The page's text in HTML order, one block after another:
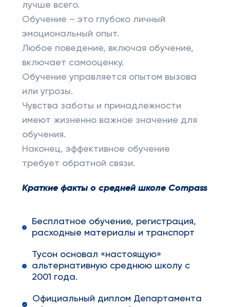
лучше всего.
Обучение – это глубоко личный
эмоциональный опыт.
Любое поведение, включая обучение,
включает самооценку.
Обучение управляется опытом вызова
или угрозы.
Чувства заботы и принадлежности
имеют жизненно важное значение для
обучения.
Наконец, эффективное обучение
требует обратной связи.
Краткие факты о средней школе Compass
Бесплатное обучение, регистрация,
расходные материалы и транспорт
Тусон основал «настоящую»
альтернативную среднюю школу с
2001 года.
Официальный диплом Департамента